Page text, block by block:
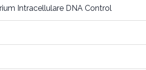
Intracellulare DNA Control